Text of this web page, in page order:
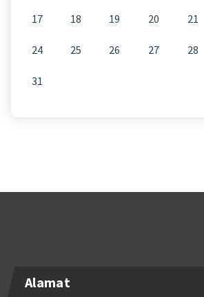
17 18 19 20 21
24 25 26 27 28
31
Alamat